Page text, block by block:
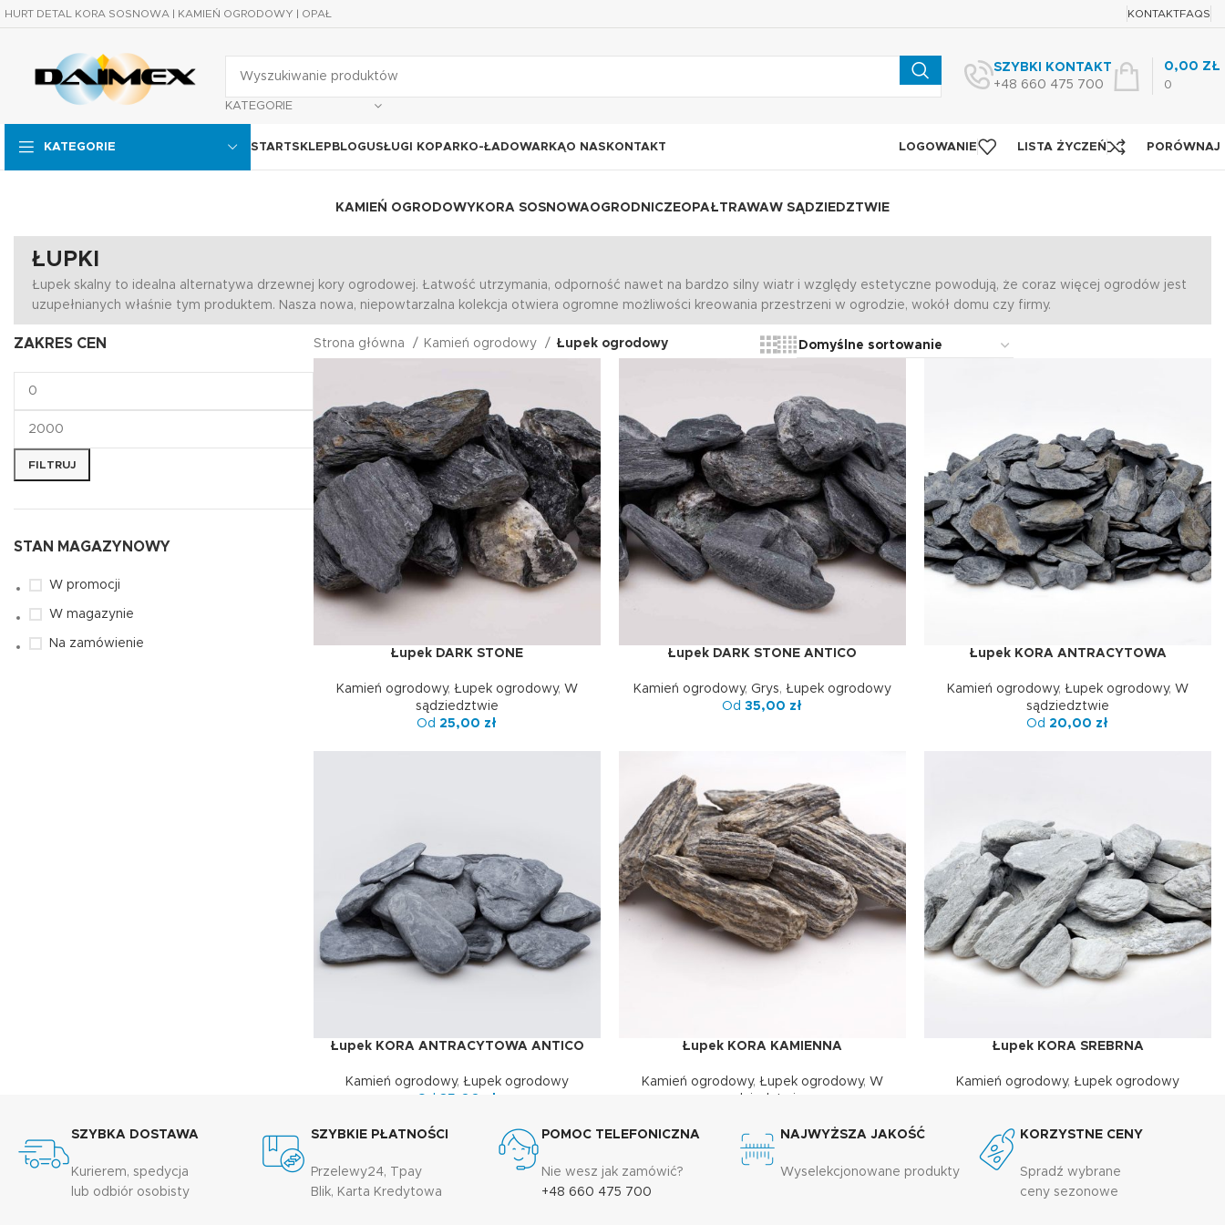
HURT DETAL KORA SOSNOWA | KAMIEŃ OGRODOWY | OPAŁ KONTAKTFAQS
KATEGORIE
SZYBKI KONTAKT
+48 660 475 700
0
0,00 ZŁ
KATEGORIE STARTSKLEP BLOGUSŁUGI KOPARKO-ŁADOWARKĄO NAS KONTAKT LOGOWANIE LISTA ŻYCZEŃ PORÓWNAJ
KAMIEŃ OGRODOWY KORA SOSNOWAOGRODNICZEOPAŁTRAWAW SĄDZIEDZTWIE
ŁUPKI
Łupek skalny to idealna alternatywa drzewnej kory ogrodowej. Łatwość utrzymania, odporność nawet na bardzo silny wiatr i względy estetyczne powodują, że coraz więcej ogrodów jest
uzupełnianych właśnie tym produktem. Nasza nowa, niepowtarzalna kolekcja otwiera ogromne możliwości kreowania przestrzeni w ogrodzie, wokół domu czy firmy.
ZAKRES CEN
FILTRUJ
STAN MAGAZYNOWY
W promocji
W magazynie
Na zamówienie
Strona główna Kamień ogrodowy Łupek ogrodowy
WYBIERZ OPCJEŁupek DARK STONE
Kamień ogrodowy, Łupek ogrodowy, W
sądziedztwie
Od 25,00 zł
WYBIERZ OPCJE
Łupek DARK STONE ANTICO
Kamień ogrodowy, Grys, Łupek ogrodowy
Od35,00 zł
WYBIERZ OPCJE
Łupek KORA ANTRACYTOWA
Kamień ogrodowy, Łupek ogrodowy, W
sądziedztwie
Od 20,00 zł
WYBIERZ OPCJE
Łupek KORA ANTRACYTOWA ANTICO
Kamień ogrodowy, Łupek ogrodowy
DOWIEDZ SIĘ WIĘCEJ
Łupek KORA KAMIENNA
Kamień ogrodowy, Łupek ogrodowy, W
DOWIEDZ SIĘ WIĘCEJŁupek KORA SREBRNA
Kamień ogrodowy, Łupek ogrodowy
SZYBKA DOSTAWA
Kurierem, spedycja
lub odbiór osobisty
SZYBKIE PŁATNOŚCI
Przelewy24, Tpay
Blik, Karta Kredytowa
POMOC TELEFONICZNA
Nie wesz jak zamówić?
+48 660 475 700
NAJWYŻSZA JAKOŚĆ
Wyselekcjonowane produkty
KORZYSTNE CENY
Spradź wybrane
ceny sezonowe